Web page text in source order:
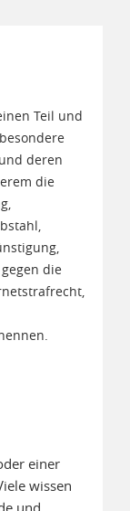
Teil und
deren
die
die
einer
wissen
und